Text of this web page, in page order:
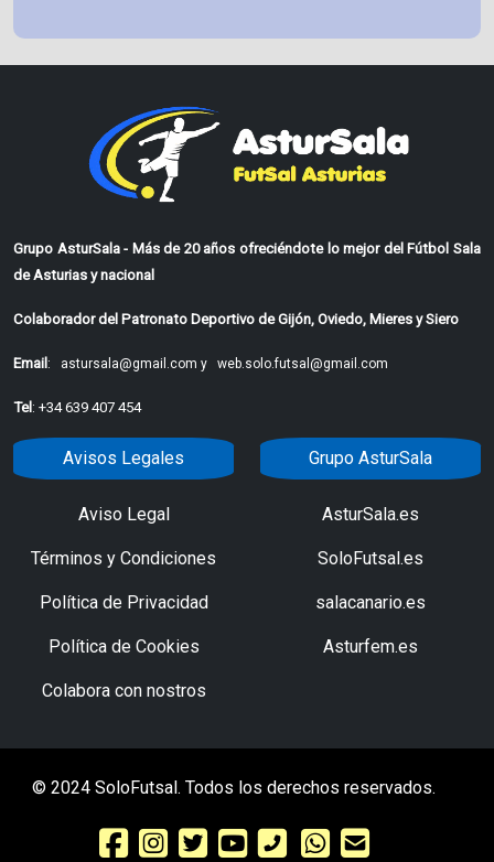
Grupo AsturSala - Más de 20 años ofreciéndote lo mejor del Fútbol Sala
de Asturias y nacional
Colaborador del Patronato Deportivo de Gijón, Oviedo, Mieres y Siero
Email : astursala@gmail.com y web.solo.futsal@gmail.com
Tel : +34 639 407 454
Avisos Legales
Aviso Legal
Términos y Condiciones
Política de Privacidad
Política de Cookies
Colabora con nostros
Grupo AsturSala
AsturSala.es
SoloFutsal.es
salacanario.es
Asturfem.es
© 2024 SoloFutsal. Todos los derechos reservados.